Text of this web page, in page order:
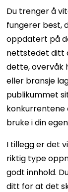
Du trenger å
fungerer best,
oppdatert på
nettstedet ditt
dette, overvåk
eller bransje
publikummet
konkurrentene
bruke i din
I tillegg er det
riktig type
godt innhold.
ditt for at det